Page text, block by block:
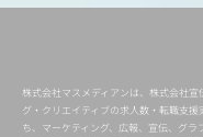
株式会社マスメディアンは、株式会社宣
グ・クリエイティブの求人数・転職支
ち、マーケティング、広報、宣伝、グ